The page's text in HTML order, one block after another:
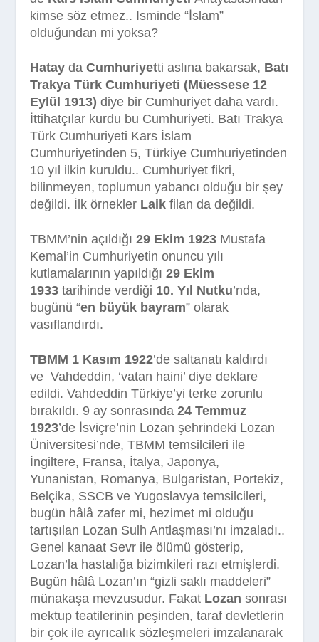
kimse söz etmez.. Isminde “İslam”
olduğundan mi yoksa?
Hatay daCumhuriyetti aslına bakarsak, Batı
Trakya Türk Cumhuriyeti (Müessese 12
Eylül 1913) diye bir Cumhuriyet daha vardı.
İttihatçılar kurdu bu Cumhuriyeti. Batı Trakya
Türk Cumhuriyeti Kars İslam
Cumhuriyetinden 5, Türkiye Cumhuriyetinden
10 yıl ilkin kuruldu.. Cumhuriyet fikri,
bilinmeyen, toplumun yabancı olduğu bir şey
değildi. İlk örnekler Laik filan da değildi.
TBMM’nin açıldığı29 Ekim 1923 Mustafa
Kemal’in Cumhuriyetin onuncu yılı
kutlamalarının yapıldığı29 Ekim
1933 tarihinde verdiği 10. Yıl Nutku’nda,
bugünü “en büyük bayram” olarak
vasıflandırdı.
TBMM 1 Kasım 1922’de saltanatı kaldırdı
ve Vahdeddin, ‘vatan haini’ diye deklare
edildi. Vahdeddin Türkiye’yi terke zorunlu
bırakıldı. 9 ay sonrasında24 Temmuz
1923’de İsviçre’nin Lozan şehrindeki Lozan
Üniversitesi’nde, TBMM temsilcileri ile
İngiltere, Fransa, İtalya, Japonya,
Yunanistan, Romanya, Bulgaristan, Portekiz,
Belçika, SSCB ve Yugoslavya temsilcileri,
bugün hâlâ zafer mi, hezimet mi olduğu
tartışılan Lozan Sulh Antlaşması’nı imzaladı..
Genel kanaat Sevr ile ölümü gösterip,
Lozan’la hastalığa bizimkileri razı etmişlerdi.
Bugün hâlâ Lozan’ın “gizli saklı maddeleri”
münakaşa mevzusudur. Fakat Lozan sonrası
mektup teatilerinin peşinden, taraf devletlerin
bir çok ile ayrıcalık sözleşmeleri imzalanarak